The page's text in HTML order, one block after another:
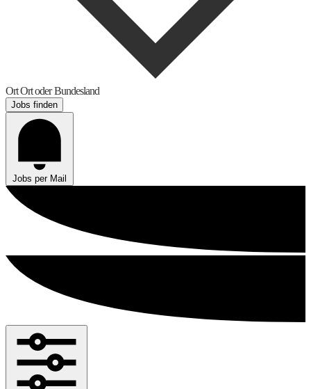
OrtOrt oder Bundesland
Jobs finden
Jobs per Mail